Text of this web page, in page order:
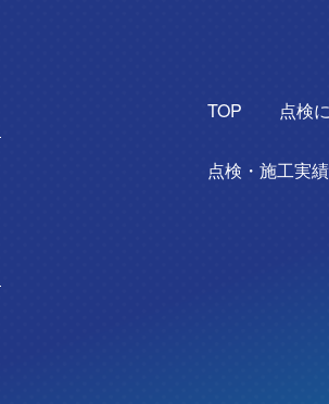
TOP 点検
点検・施工実績